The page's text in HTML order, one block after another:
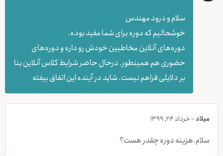
سلام و درود مهندس
خوشحالیم که دوره برای شما مفید بوده.
دوره‌های آنلاین مخاطبین خودش رو داره و دوره‌های
حضوری هم همینطور. درحال حاضر شرایط کلاس آنلاین بنا
بر دلایلی فراهم نیست. شاید در آینده این اتفاق بیفته
میلاد–خرداد 24, 1399
سلام.هزینه دوره چقدر هست؟